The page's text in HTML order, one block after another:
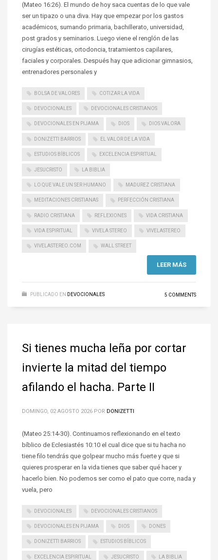
(Mateo 16:26). El mundo de hoy saca cuentas de lo que vale
ser un tipazo o una diva. Hay que empezar por los gastos
académicos, sumando primaria, bachillerato, universidad,
post grados y seminarios. Luego viene el renglón de las
cirugías estéticas, ortodoncia, tratamientos capilares,
faciales y corporales. Después hay que adicionar gimnasios,
entrenadores personales y
BOLSA DE VALORES COTIZAR LA VIDA
DEVOCIONALES DEVOCIONALES CRISTIANOS
DEVOCIONALES EN PIJAMA DIOS DIOS VALORA
DONIZETTI BARRIOS EL VALOR DE LA VIDA
ESTUDIOS BÍBLICOS EXCELENCIA ESPIRITUAL
JESUCRISTO LA BIBLIA
LO QUE VALE UN SER HUMANO MADUREZ CRISTIANA
MEDITACIONES CRISTIANAS PERFECCIÓN CRISTIANA
RADIO CRISTIANA REFLEXIONES VIDA CRISTIANA
VIDA ESPIRITUAL VIVELA STEREO VIVELASTEREO
VIVELASTEREO.COM WALL STREET
LEER MÁS
PUBLICADO EN DEVOCIONALES 5 COMMENTS
Si tienes mucha leña por cortar
invierte la mitad del tiempo
afilando el hacha. Parte II
DOMINGO, 02 AGOSTO 2026 POR DONIZETTI
(Mateo 25:14-30). Continuamos reflexionando en el texto
bíblico de Eclesiastés 10:10 el cual dice que si tu hacha no
tiene filo tendrás que golpear mucho más fuerte y que si
quieres prosperar en la vida tienes que saber qué hacer y
hacerlo bien. No podemos ser como el pato que corre, nada y
vuela, pero
DEVOCIONALES DEVOCIONALES CRISTIANOS
DEVOCIONALES EN PIJAMA DIOS DONES
DONIZETTI BARRIOS ESTUDIOS BÍBLICOS
EXCELENCIA ESPIRITUAL JESUCRISTO LA BIBLIA